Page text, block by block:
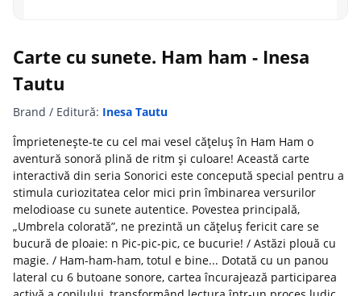
Carte cu sunete. Ham ham - Inesa
Tautu
Brand / Editură: Inesa Tautu
Împrietenește-te cu cel mai vesel cățeluș în Ham Ham o
aventură sonoră plină de ritm și culoare! Această carte
interactivă din seria Sonorici este concepută special pentru a
stimula curiozitatea celor mici prin îmbinarea versurilor
melodioase cu sunete autentice. Povestea principală,
„Umbrela colorată”, ne prezintă un cățeluș fericit care se
bucură de ploaie: n Pic-pic-pic, ce bucurie! / Astăzi plouă cu
magie. / Ham-ham-ham, totul e bine... Dotată cu un panou
lateral cu 6 butoane sonore, cartea încurajează participarea